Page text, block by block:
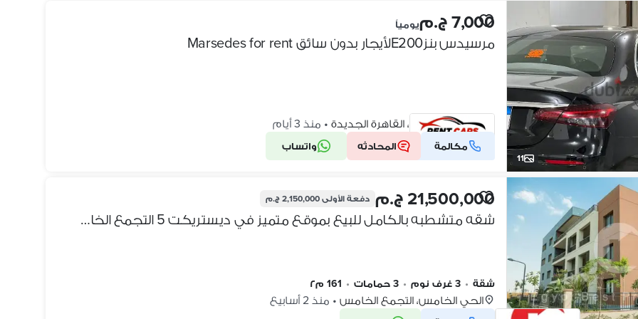
11
7,000 ج.م يومياً
مرسيدس بنزE200لأيجار بدون سائق Marsedes for rent
التجمع الخامس، القاهرة الجديدة • منذ 3 أيام
مكالمة المحادثه واتساب شركة موثقة
21,500,000 ج.م دفعة الأولى2,150,000 ج.م
شقه متشطبه بالكامل للبيع بموقع متميز في ديستريكت 5 التجمع الخامس القاهره الجديده جاهزه للسكن مع امكانيه التقسيط استلام فورى
شقة • 3 غرف نوم • 3 حمامات • 161 م٢
الحي الخامس، التجمع الخامس • منذ 2 أسابيع